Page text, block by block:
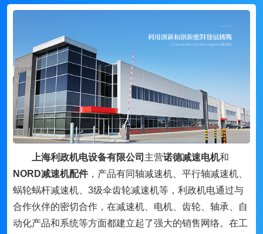
上海利政机电设备有限公司 主营诺德减速电机和
NORD减速机配件，产品有同轴减速机、平行轴减速机、
蜗轮蜗杆减速机、3级伞齿轮减速机等，利政机电通过与
合作伙伴的密切合作，在减速机、电机、齿轮、轴承、自
动化产品和系统等方面都建立起了强大的销售网络。在工